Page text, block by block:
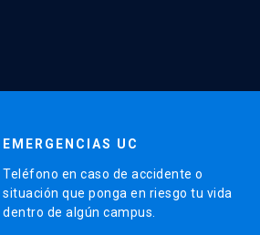
EMERGENCIAS UC
Teléfono en caso de accidente o
situación que ponga en riesgo tu vida
dentro de algún campus.